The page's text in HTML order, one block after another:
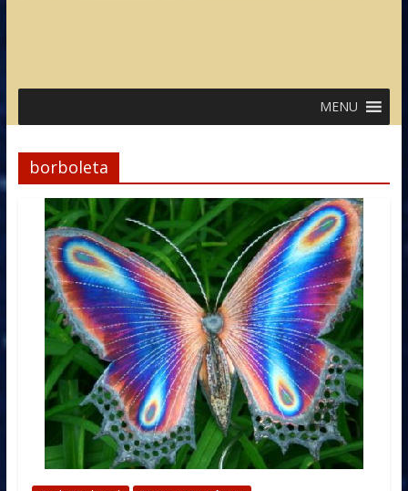
MENU
borboleta